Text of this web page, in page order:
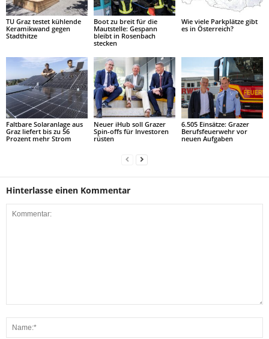
TU Graz testet kühlende
Keramikwand gegen
Stadthitze
Boot zu breit für die
Mautstelle: Gespann
bleibt in Rosenbach
stecken
Wie viele Parkplätze gibt
es in Österreich?
Faltbare Solaranlage aus
Graz liefert bis zu 56
Prozent mehr Strom
Neuer iHub soll Grazer
Spin-offs für Investoren
rüsten
6.505 Einsätze: Grazer
Berufsfeuerwehr vor
neuen Aufgaben
Hinterlasse einen Kommentar